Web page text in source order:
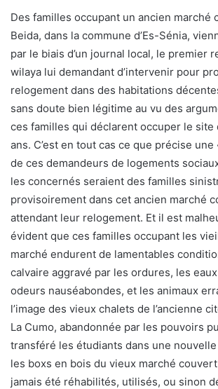
Des familles occupant un ancien marché
Beida, dans la commune d’Es-Sénia,
par le biais d’un journal local, le premier
wilaya lui demandant d’intervenir pour
relogement dans des habitations
sans doute bien légitime au vu des
ces familles qui déclarent occuper le
ans. C’est en tout cas ce que précise
de ces demandeurs de logements
les concernés seraient des familles
provisoirement dans cet ancien marché
attendant leur relogement. Et il est
évident que ces familles occupant les
marché endurent de lamentables
calvaire aggravé par les ordures, les
odeurs nauséabondes, et les animaux
l’image des vieux chalets de l’ancienne
La Cumo, abandonnée par les pouvoirs
transféré les étudiants dans une
les boxs en bois du vieux marché
jamais été réhabilités, utilisés, ou sinon